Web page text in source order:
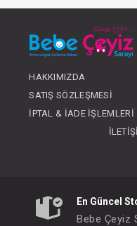
Elbise...Empirme
FIYATLARI GÖRMEK
HAKKIMIZDA
SATIŞ SÖZLEŞMESI
İPTAL & İADE İŞLEMLERI
En Güncel
Bebe Çeyiz